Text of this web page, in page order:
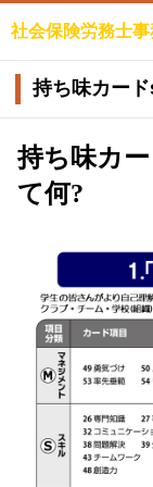
社会保険労務士
持ち味カー
持ち味カ
て何?